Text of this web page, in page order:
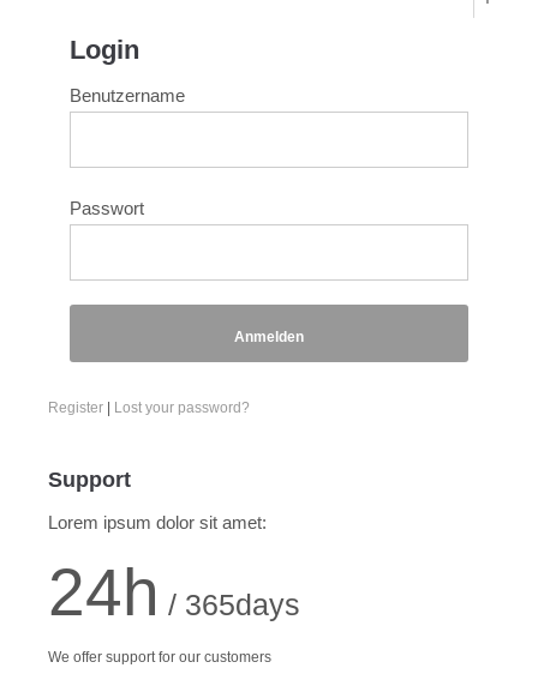
Login
Benutzername
Passwort
Anmelden
Register | Lost your password?
Support
Lorem ipsum dolor sit amet:
24h / 365days
We offer support for our customers